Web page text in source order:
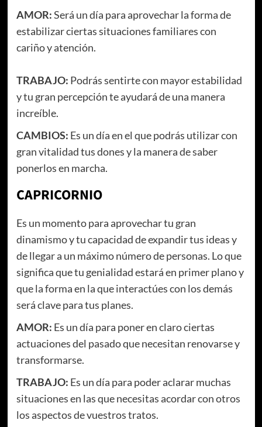
AMOR:Será un día para aprovechar la forma de
estabilizar ciertas situaciones familiares con
cariño y atención.
TRABAJO: Podrás sentirte con mayor estabilidad
y tu gran percepción te ayudará de una manera
increíble.
CAMBIOS: Es un día en el que podrás utilizar con
gran vitalidad tus dones y la manera de saber
ponerlos en marcha.
CAPRICORNIO
Es un momento para aprovechar tu gran
dinamismo y tu capacidad de expandir tus ideas y
de llegar a un máximo número de personas. Lo que
significa que tu genialidad estará en primer plano y
que la forma en la que interactúes con los demás
será clave para tus planes.
AMOR: Es un día para poner en claro ciertas
actuaciones del pasado que necesitan renovarse y
transformarse.
TRABAJO: Es un día para poder aclarar muchas
situaciones en las que necesitas acordar con otros
los aspectos de vuestros tratos.